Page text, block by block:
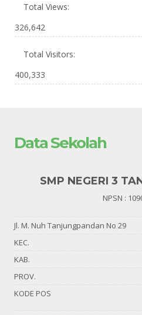
Total Views:
326,642
Total Visitors:
400,333
Data Sekolah
SMP NEGERI 3
NPSN :
Jl. M. Nuh Tanjungpandan No 29
KEC.
KAB.
PROV.
KODE POS